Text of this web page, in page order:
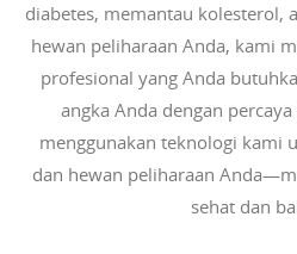
diabetes, memantau kolesterol,
hewan peliharaan Anda, kami
profesional yang Anda
angka Anda dengan
menggunakan teknologi kami
dan hewan peliharaan
sehat dan